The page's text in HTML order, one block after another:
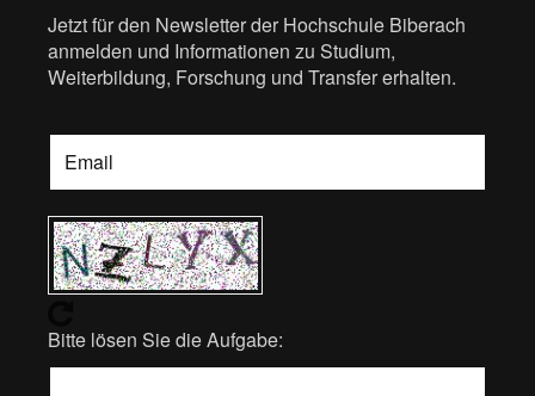
Jetzt für den Newsletter der Hochschule Biberach
anmelden und Informationen zu Studium,
Weiterbildung, Forschung und Transfer erhalten.
Bitte lösen Sie die Aufgabe: